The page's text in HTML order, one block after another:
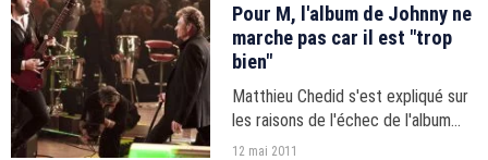
Pour M, l'album de Johnny ne
marche pas car il est "trop
bien"
Matthieu Chedid s'est expliqué sur
les raisons de l'échec de l'album
qu'il a composé pour le rockeur.
12 mai 2011